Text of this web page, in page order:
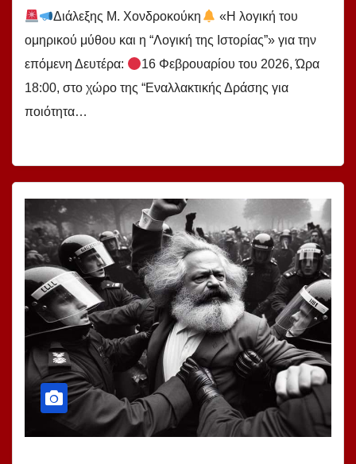
Διάλεξης Μ. Χονδροκούκη
«Η λογική του
ομηρικού μύθου και η “Λογική της Ιστορίας”» για την
επόμενη Δευτέρα:
16 Φεβρουαρίου του 2026, Ώρα
18:00, στο χώρο της “Εναλλακτικής Δράσης για
ποιότητα…